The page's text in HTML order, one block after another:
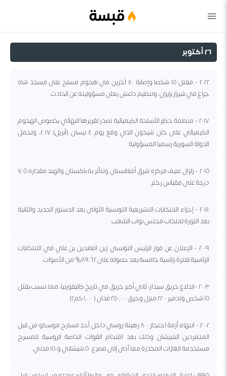
قبسة
٢٦ أكتوبر
٢٠٢٢ - مقتل ١٥ شخصا وإصابة ٤٠ آخرين في هجوم مسلح على مسجد شاه
جراغ في شيراز بإيران، وتنظيم داعش يعلن مسؤوليته عن الحادث.
٢٠١٧ - منظمة حظر الأسلحة الكيميائية تصدر تقريرها النهائي بخصوص الهجوم
الكيميائي على خان شيخون الذي وقع يوم ٤ نيسان (أبريل) ٢٠١٧، وتحمل
الدولة السورية رسميا المسؤولية.
٢٠١٥ - زلزال عنيف مركزه شرق أفغانستان وتتأثر به باكستان والهند مقداره ٧.٥
درجة على مقياس رختر.
٢٠١٤ - إجراء الانتخابات التشريعية التونسية الأولى بعد الدستور الجديد والثانية
بعد الثورة لانتخاب مجلس نواب الشعب.
٢٠٠٩ - الإعلان عن فوز الرئيس التونسي زين العابدين بن علي في الانتخابات
الرئاسية لفترة رئاسية خامسة بعد حصوله على ٨٩.٦٢% من الأصوات.
٢٠٠٣ -اندلاع حريق سيدار، ثاني أكبر حريق في تاريخ كاليفورنيا، مما تسبب بقتل
١٥ شخص وتدمير ٢٢٠٠ منزل وحرق ٢٥٠,٠٠٠ فدان ( ١,٠٠٠ كم٢).
٢٠٠٢ - انتهاء أزمة احتجاز ٨٠٠ رهينة روسي داخل أحد مسارح موسكو من قبل
المتمردين الشيشان وذلك بعد اقتحام القوات الخاصة الروسية للمسرح
مستخدمة الغازات المخدرة مما أدى إلى مصرع ٥٠ شيشاني و١٥٠ مدني.